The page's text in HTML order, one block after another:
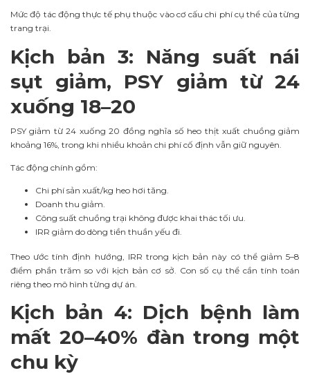
Mức độ tác động thực tế phụ thuộc vào cơ cấu chi phí cụ thể của từng
trang trại.
Kịch bản 3: Năng suất nái
sụt giảm, PSY giảm từ 24
xuống 18–20
PSY giảm từ 24 xuống 20 đồng nghĩa số heo thịt xuất chuồng giảm
khoảng 16%, trong khi nhiều khoản chi phí cố định vẫn giữ nguyên.
Tác động chính gồm:
Chi phí sản xuất/kg heo hơi tăng.
Doanh thu giảm.
Công suất chuồng trại không được khai thác tối ưu.
IRR giảm do dòng tiền thuần yếu đi.
Theo ước tính định hướng, IRR trong kịch bản này có thể giảm 5–8
điểm phần trăm so với kịch bản cơ sở. Con số cụ thể cần tính toán
riêng theo mô hình từng dự án.
Kịch bản 4: Dịch bệnh làm
mất 20–40% đàn trong một
chu kỳ